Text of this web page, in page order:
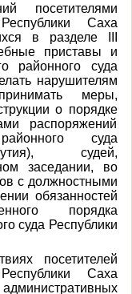
посетителями
Саха
в разделе III
приставы и
районного суда
нарушителям
меры,
о порядке
распоряжений
суда
судей,
заседании, во
с должностными
обязанностей
порядка
суда Республики
посетителей
Саха